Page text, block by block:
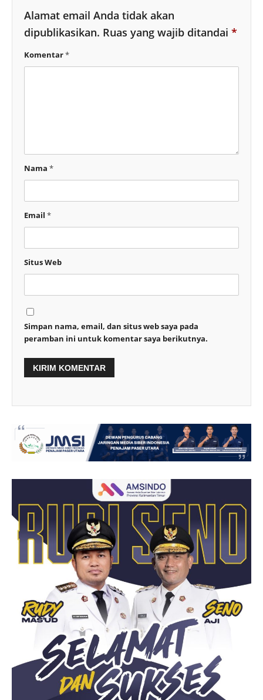
Alamat email Anda tidak akan
dipublikasikan. Ruas yang wajib ditandai *
Komentar*
Nama *
Email *
Situs Web
Simpan nama, email, dan situs web saya pada
peramban ini untuk komentar saya berikutnya.